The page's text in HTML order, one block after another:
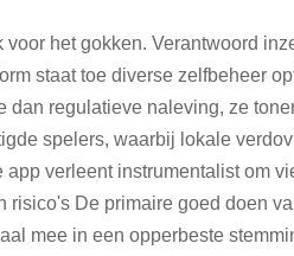
voor het gokken. Verantwoord
staat toe diverse zelfbeheer
dan regulatieve naleving, ze
spelers, waarbij lokale
verleent instrumentalist om
risico's De primaire goed doen
mee in een opperbeste